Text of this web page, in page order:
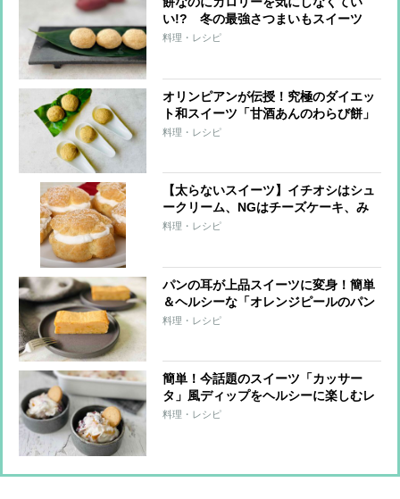
い!? 冬の最強さつまいもスイーツ
「芋もち」レシピ
料理・レシピ
オリンピアンが伝授！究極のダイエッ
ト和スイーツ「甘酒あんのわらび餅」
料理・レシピ
【太らないスイーツ】イチオシはシュ
ークリーム、NGはチーズケーキ、み
たらし団子
料理・レシピ
パンの耳が上品スイーツに変身！簡単
＆ヘルシーな「オレンジピールのパン
プディング」
料理・レシピ
簡単！今話題のスイーツ「カッサー
タ」風ディップをヘルシーに楽しむレ
シピ
料理・レシピ